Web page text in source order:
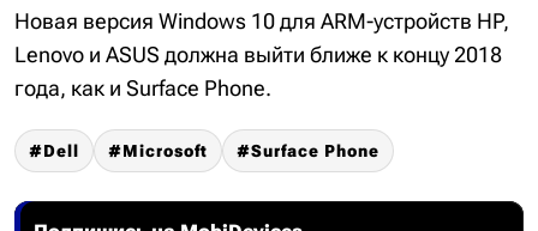
Новая версия Windows 10 для ARM-устройств HP,
Lenovo и ASUS должна выйти ближе к концу 2018
года, как и Surface Phone.
Dell Microsoft Surface Phone